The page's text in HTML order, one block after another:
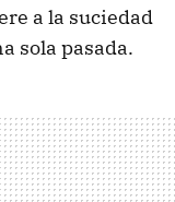
a la suciedad
sola pasada.